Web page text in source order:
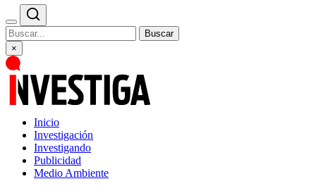
Buscar
×
Inicio
Investigación
Investigando
Publicidad
Medio Ambiente